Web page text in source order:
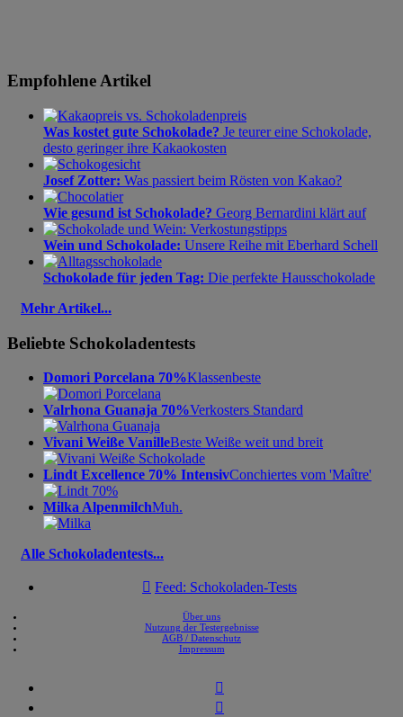
Empfohlene Artikel
Was kostet gute Schokolade? Je teurer eine Schokolade,
desto geringer ihre Kakaokosten
Josef Zotter: Was passiert beim Rösten von Kakao?
Wie gesund ist Schokolade? Georg Bernardini klärt auf
Wein und Schokolade: Unsere Reihe mit Eberhard Schell
Schokolade für jeden Tag: Die perfekte Hausschokolade
Mehr Artikel...
Beliebte Schokoladentests
Domori Porcelana 70%Klassenbeste
Valrhona Guanaja 70%Verkosters Standard
Vivani Weiße VanilleBeste Weiße weit und breit
Lindt Excellence 70% IntensivConchiertes vom 'Maître'
Milka AlpenmilchMuh.
Alle Schokoladentests...
 Feed: Schokoladen-Tests
Über uns
Nutzung der Testergebnisse
AGB / Datenschutz
Impressum

